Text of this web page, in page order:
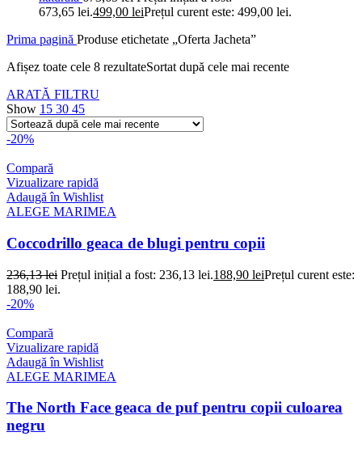
673,65 lei.499,00 leiPrețul curent este: 499,00 lei.
Prima pagină Produse etichetate „Oferta Jacheta”
Afișez toate cele 8 rezultateSortat după cele mai recente
ARATĂ FILTRU
Show 15 30 45
-20%
Compară
Vizualizare rapidă
Adaugă în Wishlist
ALEGE MARIMEA
Coccodrillo geaca de blugi pentru copii
236,13lei Prețul inițial a fost: 236,13 lei.188,90 leiPrețul curent este:
188,90 lei.
-20%
Compară
Vizualizare rapidă
Adaugă în Wishlist
ALEGE MARIMEA
The North Face geaca de puf pentru copii culoarea
negru